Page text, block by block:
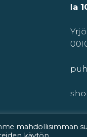
la
mahdollisimman